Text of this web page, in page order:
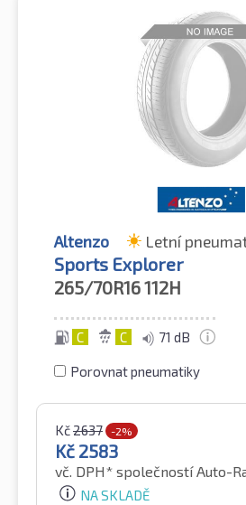
Altenzo Letní
Sports Explorer
265/70R16112H
C C 71 dB
Porovnat pneumatiky
Kč2637 -2%
Kč 2583
vč. DPH* společností Auto-
NA SKLADĚ